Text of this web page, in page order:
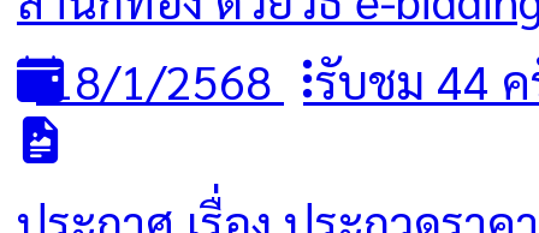
18/1/2568 รับชม 44 ค